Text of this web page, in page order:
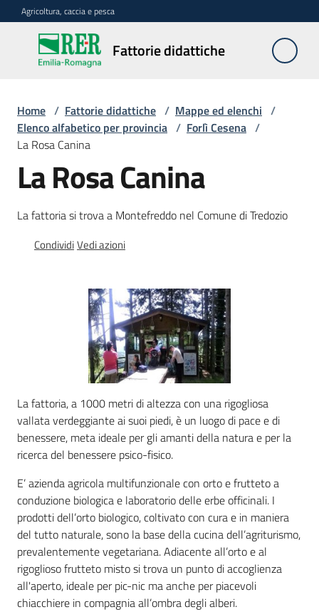
Vai al contenuto
Vai alla navigazione
Vai al footer
Agricoltura, caccia e pesca
Fattorie didattiche
Fattorie
didattiche
Trova
sulla
Menu selezionato
necessari
Corsi
cifre
Agricoltura,
caccia e
pesca
Argomenti
Novità
Home / Fattorie didattiche / Mappe ed elenchi /
Elenco alfabetico per provincia / Forlì Cesena /
La Rosa Canina
La Rosa Canina
La fattoria si trova a Montefreddo nel Comune di Tredozio
CondividiVedi azioni
La fattoria, a 1000 metri di altezza con una rigogliosa
vallata verdeggiante ai suoi piedi, è un luogo di pace e di
benessere, meta ideale per gli amanti della natura e per la
ricerca del benessere psico-fisico.
E’ azienda agricola multifunzionale con orto e frutteto a
conduzione biologica e laboratorio delle erbe officinali. I
prodotti dell’orto biologico, coltivato con cura e in maniera
del tutto naturale, sono la base della cucina dell’agriturismo,
prevalentemente vegetariana. Adiacente all’orto e al
rigoglioso frutteto misto si trova un punto di accoglienza
all'aperto, ideale per pic-nic ma anche per piacevoli
chiacchiere in compagnia all’ombra degli alberi.